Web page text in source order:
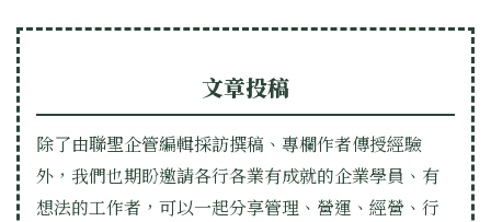
文章投稿
除了由聯聖企管編輯採訪撰稿、專欄作者傳授經驗
外，我們也期盼邀請各行各業有成就的企業學員、有
想法的工作者，可以一起分享管理、營運、經營、行